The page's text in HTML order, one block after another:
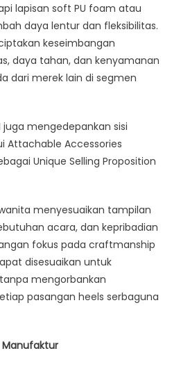
lapisan soft PU foam atau
daya lentur dan fleksibilitas.
keseimbangan
daya tahan, dan kenyamanan
dari merek lain di segmen
juga mengedepankan sisi
Attachable Accessories
Unique Selling Proposition
menyesuaikan tampilan
acara, dan kepribadian
fokus pada craftmanship
disesuaikan untuk
mengorbankan
pasangan heels serbaguna
Manufaktur